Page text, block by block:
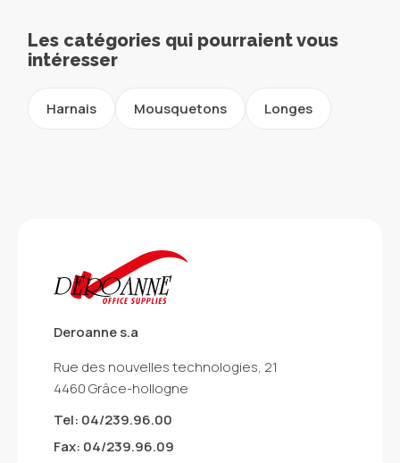
Les catégories qui pourraient vous
intéresser
Harnais Mousquetons Longes
Deroanne s.a
Rue des nouvelles technologies, 21
4460 Grâce-hollogne
Tel: 04/239.96.00
Fax: 04/239.96.09